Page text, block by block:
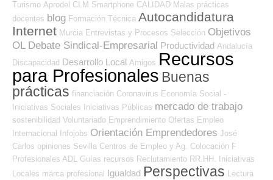
Turismo Aprodel CLM Smartphone CALIDAD Malas prácticas
docentes blog Formación Técnica Autocandidatura
Internet Murcia Entrevistas y Procesos Selección Objetivos
OL Debate Sindical-Empresarial Productividad Andalucía
Discapacidad Desarrollo Local Amigos Recursos
para Profesionales Buenas
prácticas financiación Coronavirus Economía Social -
Iniciativas Sociales
Iniciativas Públicas mercado de trabajo
sostenibilidad Voluntariado Emprendimiento Ofertas Empleo
Internacional
Infojobs Orientación Emprendedores José
Carlos opiniones Sevilla Centros de Empleo y Ag. Colocación F
Profesionales ADL
Guías recursos Reclutamiento RR.HH.
Iniciativas
Locales marca profesional Igualdad Perspectivas
Lectura